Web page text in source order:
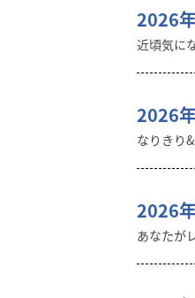
2026
近頃気に
2026
なりきり
2026
あなたが